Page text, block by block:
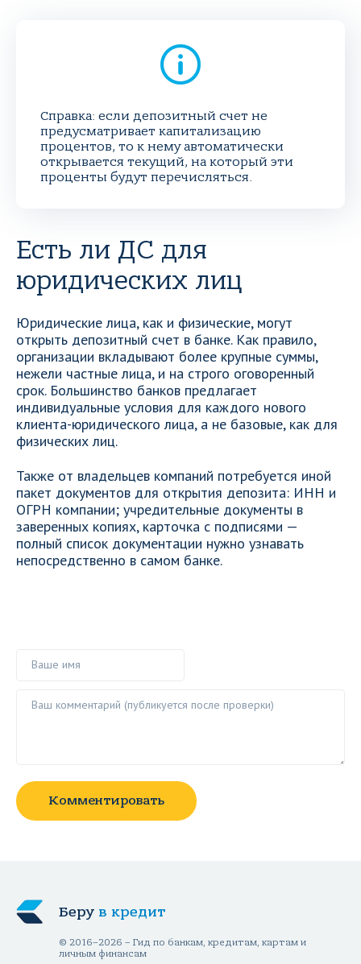
Справка: если депозитный счет не
предусматривает капитализацию
процентов, то к нему автоматически
открывается текущий, на который эти
проценты будут перечисляться.
Есть ли ДС для
юридических лиц
Юридические лица, как и физические, могут
открыть депозитный счет в банке. Как правило,
организации вкладывают более крупные суммы,
нежели частные лица, и на строго оговоренный
срок. Большинство банков предлагает
индивидуальные условия для каждого нового
клиента-юридического лица, а не базовые, как для
физических лиц.
Также от владельцев компаний потребуется иной
пакет документов для открытия депозита: ИНН и
ОГРН компании; учредительные документы в
заверенных копиях, карточка с подписями —
полный список документации нужно узнавать
непосредственно в самом банке.
Комментировать
Беру в кредит
© 2016–2026 – Гид по банкам, кредитам, картам и
личным финансам